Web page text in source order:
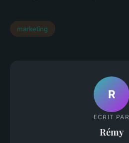
marketing
R
ECRIT PAR
Rémy